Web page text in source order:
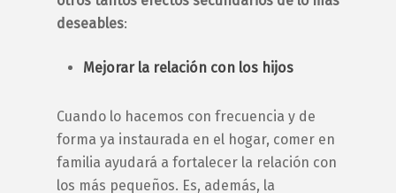
deseables:
Mejorar la relación con los hijos
Cuando lo hacemos con frecuencia y de
forma ya instaurada en el hogar, comer en
familia ayudará a fortalecer la relación con
los más pequeños. Es, además, la